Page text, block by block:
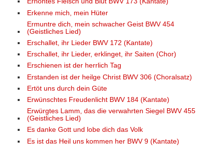
Erkenne mich, mein Hüter
Ermuntre dich, mein schwacher Geist BWV 454
(Geistliches Lied)
Erschallet, ihr Lieder BWV 172 (Kantate)
Erschallet, ihr Lieder, erklinget, ihr Saiten (Chor)
Erschienen ist der herrlich Tag
Erstanden ist der heilge Christ BWV 306 (Choralsatz)
Ertöt uns durch dein Güte
Erwünschtes Freudenlicht BWV 184 (Kantate)
Erwürgtes Lamm, das die verwahrten Siegel BWV 455
(Geistliches Lied)
Es danke Gott und lobe dich das Volk
Es ist das Heil uns kommen her BWV 9 (Kantate)